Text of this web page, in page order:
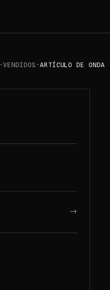
·VENDIDOS · ARTÍCULO DE ONDA
→